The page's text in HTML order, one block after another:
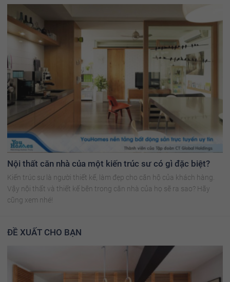
Nội thất căn nhà của một kiến trúc sư có gì đặc biệt?
Kiến trúc sư là người thiết kế, làm đẹp cho căn hộ của khách hàng.
Vậy nội thất và thiết kế bên trong căn nhà của họ sẽ ra sao? Hãy
cũng xem nhé!
ĐỀ XUẤT CHO BẠN